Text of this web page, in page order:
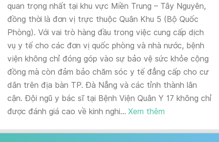
quan trọng nhất tại khu vực Miền Trung – Tây Nguyên,
đồng thời là đơn vị trực thuộc Quân Khu 5 (Bộ Quốc
Phòng). Với vai trò hàng đầu trong việc cung cấp dịch
vụ y tế cho các đơn vị quốc phòng và nhà nước, bệnh
viện không chỉ đóng góp vào sự bảo vệ sức khỏe cộng
đồng mà còn đảm bảo chăm sóc y tế đẳng cấp cho cư
dân trên địa bàn TP. Đà Nẵng và các tỉnh thành lân
cận. Đội ngũ y bác sĩ tại Bệnh Viện Quân Y 17 không chỉ
được đánh giá cao về kinh nghi... Xem thêm